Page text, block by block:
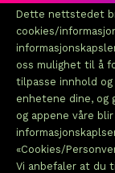
Dette nettstedet
cookies/
oss mulighet til å
tilpasse innhold
enhetene dine, og
og appene våre
«Cookies/
Vi anbefaler at du